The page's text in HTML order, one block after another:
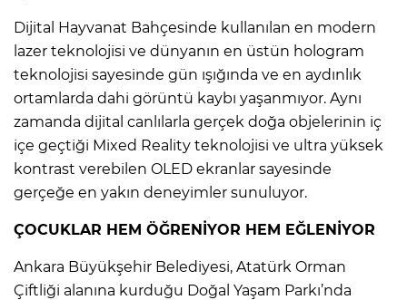
Dijital Hayvanat Bahçesinde kullanılan en modern
lazer teknolojisi ve dünyanın en üstün hologram
teknolojisi sayesinde gün ışığında ve en aydınlık
ortamlarda dahi görüntü kaybı yaşanmıyor. Aynı
zamanda dijital canlılarla gerçek doğa objelerinin iç
içe geçtiği Mixed Reality teknolojisi ve ultra yüksek
kontrast verebilen OLED ekranlar sayesinde
gerçeğe en yakın deneyimler sunuluyor.
ÇOCUKLAR HEM ÖĞRENİYOR HEM EĞLENİYOR
Ankara Büyükşehir Belediyesi, Atatürk Orman
Çiftliği alanına kurduğu Doğal Yaşam Parkı’nda